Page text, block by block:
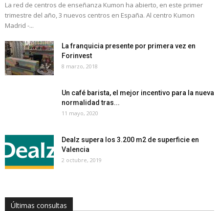
La red de centros de enseñanza Kumon ha abierto, en este primer
trimestre del año, 3 nuevos centros en España. Al centro Kumon
Madrid -...
La franquicia presente por primera vez en
Forinvest
8 marzo, 2018
Un café barista, el mejor incentivo para la nueva
normalidad tras...
11 mayo, 2020
Dealz supera los 3.200 m2 de superficie en
Valencia
2 octubre, 2019
Últimas consultas